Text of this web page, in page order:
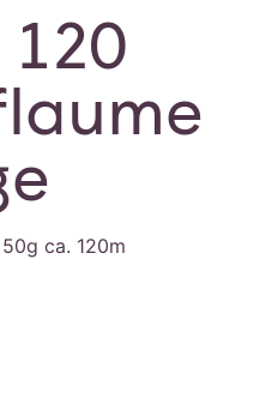
ca. 120m